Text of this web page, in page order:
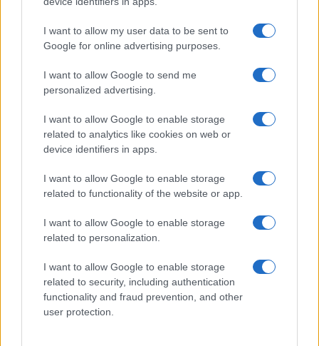
I want to allow my user data to be sent to
Google for online advertising purposes.
I want to allow Google to send me
personalized advertising.
I want to allow Google to enable storage
related to analytics like cookies on web or
device identifiers in apps.
I want to allow Google to enable storage
related to functionality of the website or app.
I want to allow Google to enable storage
related to personalization.
I want to allow Google to enable storage
related to security, including authentication
functionality and fraud prevention, and other
user protection.
Számok és tények
talk-show
Hópelyhek olvadása
Gerilla Bár
Az ügy
Pesti riporter
Közéleti esti műsor